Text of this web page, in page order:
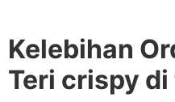
Kelebihan
Teri crispy